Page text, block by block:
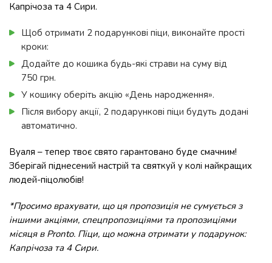
Капрічоза та 4 Сири.
Щоб отримати 2 подарункові піци, виконайте прості
кроки:
Додайте до кошика будь-які страви на суму від
750 грн.
У кошику оберіть акцію «День народження».
Після вибору акції, 2 подарункові піци будуть додані
автоматично.
Вуаля – тепер твоє свято гарантовано буде смачним!
Зберігай піднесений настрій та святкуй у колі найкращих
людей-піцолюбів!
*Просимо врахувати, що ця пропозиція не сумується з
іншими акціями, спецпропозиціями та пропозиціями
місяця в Pronto. Піци, що можна отримати у подарунок:
Капрічоза та 4 Сири.